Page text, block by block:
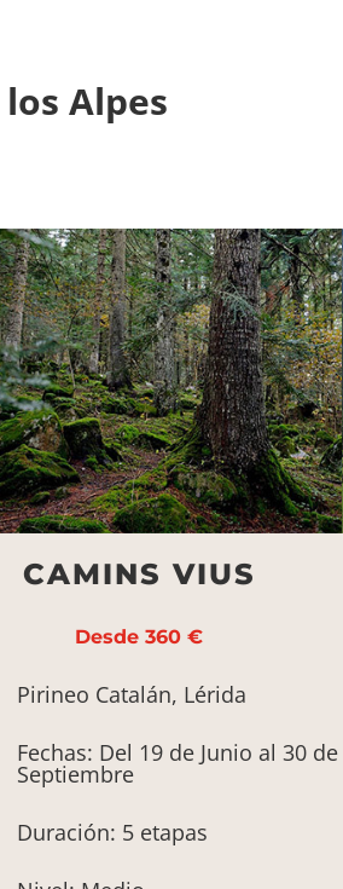
Alpes
CAMINS VIUS
Desde 360 €
Pirineo Catalán, Lérida
Fechas: Del 19 de Junio al 30 de
Septiembre
Duración: 5 etapas